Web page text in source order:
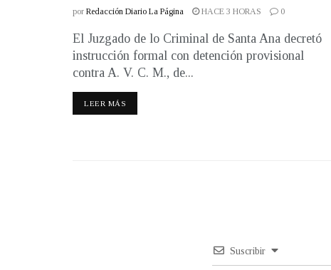
por Redacción Diario La Página HACE 3 HORAS 0
El Juzgado de lo Criminal de Santa Ana decretó
instrucción formal con detención provisional
contra A. V. C. M., de...
LEER MÁS
Suscribir